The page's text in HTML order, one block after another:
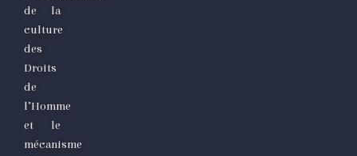
de la
culture
des
Droits
de
l’Homme
et le
mécanisme